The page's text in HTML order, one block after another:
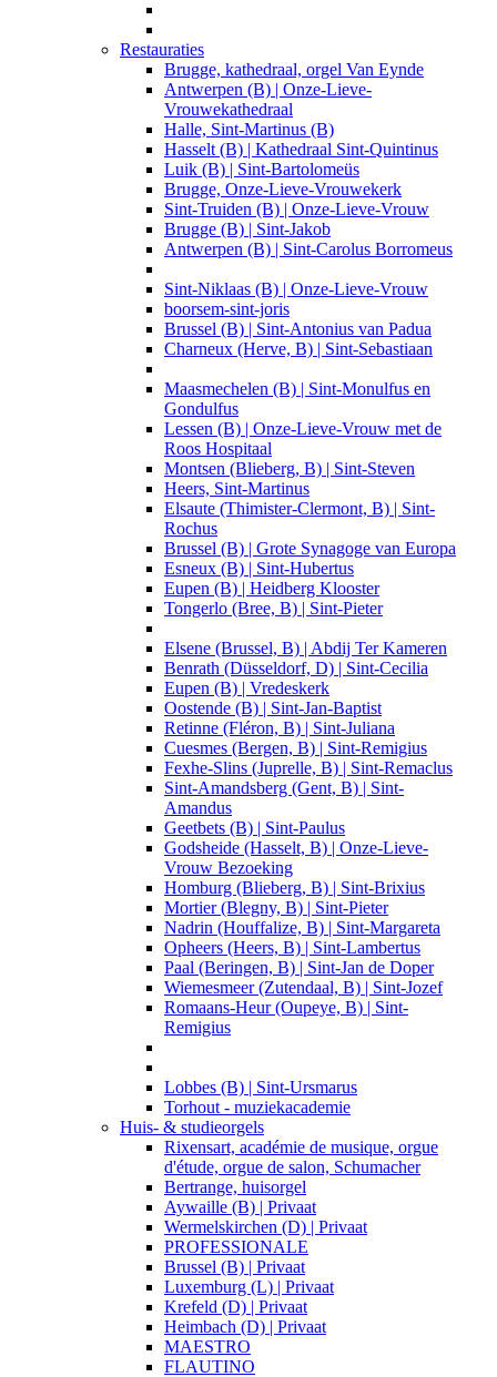
Restauraties
Brugge, kathedraal, orgel Van Eynde
Antwerpen (B) | Onze-Lieve-
Vrouwekathedraal
Halle, Sint-Martinus (B)
Hasselt (B) | Kathedraal Sint-Quintinus
Luik (B) | Sint-Bartolomeüs
Brugge, Onze-Lieve-Vrouwekerk
Sint-Truiden (B) | Onze-Lieve-Vrouw
Brugge (B) | Sint-Jakob
Antwerpen (B) | Sint-Carolus Borromeus
Sint-Niklaas (B) | Onze-Lieve-Vrouw
boorsem-sint-joris
Brussel (B) | Sint-Antonius van Padua
Charneux (Herve, B) | Sint-Sebastiaan
Maasmechelen (B) | Sint-Monulfus en
Gondulfus
Lessen (B) | Onze-Lieve-Vrouw met de
Roos Hospitaal
Montsen (Blieberg, B) | Sint-Steven
Heers, Sint-Martinus
Elsaute (Thimister-Clermont, B) | Sint-
Rochus
Brussel (B) | Grote Synagoge van Europa
Esneux (B) | Sint-Hubertus
Eupen (B) | Heidberg Klooster
Tongerlo (Bree, B) | Sint-Pieter
Elsene (Brussel, B) | Abdij Ter Kameren
Benrath (Düsseldorf, D) | Sint-Cecilia
Eupen (B) | Vredeskerk
Oostende (B) | Sint-Jan-Baptist
Retinne (Fléron, B) | Sint-Juliana
Cuesmes (Bergen, B) | Sint-Remigius
Fexhe-Slins (Juprelle, B) | Sint-Remaclus
Sint-Amandsberg (Gent, B) | Sint-
Amandus
Geetbets (B) | Sint-Paulus
Godsheide (Hasselt, B) | Onze-Lieve-
Vrouw Bezoeking
Homburg (Blieberg, B) | Sint-Brixius
Mortier (Blegny, B) | Sint-Pieter
Nadrin (Houffalize, B) | Sint-Margareta
Opheers (Heers, B) | Sint-Lambertus
Paal (Beringen, B) | Sint-Jan de Doper
Wiemesmeer (Zutendaal, B) | Sint-Jozef
Romaans-Heur (Oupeye, B) | Sint-
Remigius
Lobbes (B) | Sint-Ursmarus
Torhout - muziekacademie
Huis- & studieorgels
Rixensart, académie de musique, orgue
d'étude, orgue de salon, Schumacher
Bertrange, huisorgel
Aywaille (B) | Privaat
Wermelskirchen (D) | Privaat
PROFESSIONALE
Brussel (B) | Privaat
Luxemburg (L) | Privaat
Krefeld (D) | Privaat
Heimbach (D) | Privaat
MAESTRO
FLAUTINO